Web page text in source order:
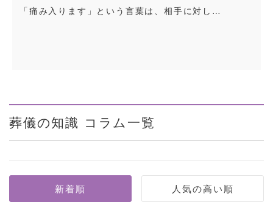
「痛み入ります」という言葉は、相手に対し…
葬儀の知識 コラム一覧